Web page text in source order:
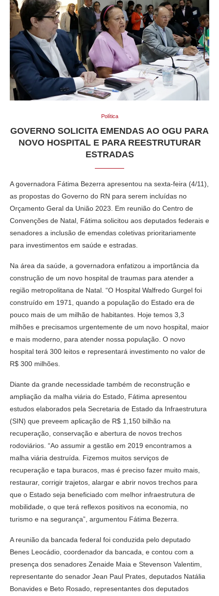
Política
GOVERNO SOLICITA EMENDAS AO OGU PARA
NOVO HOSPITAL E PARA REESTRUTURAR
ESTRADAS
A governadora Fátima Bezerra apresentou na sexta-feira (4/11),
as propostas do Governo do RN para serem incluídas no
Orçamento Geral da União 2023. Em reunião do Centro de
Convenções de Natal, Fátima solicitou aos deputados federais e
senadores a inclusão de emendas coletivas prioritariamente
para investimentos em saúde e estradas.
Na área da saúde, a governadora enfatizou a importância da
construção de um novo hospital de traumas para atender a
região metropolitana de Natal. “O Hospital Walfredo Gurgel foi
construído em 1971, quando a população do Estado era de
pouco mais de um milhão de habitantes. Hoje temos 3,3
milhões e precisamos urgentemente de um novo hospital, maior
e mais moderno, para atender nossa população. O novo
hospital terá 300 leitos e representará investimento no valor de
R$ 300 milhões.
Diante da grande necessidade também de reconstrução e
ampliação da malha viária do Estado, Fátima apresentou
estudos elaborados pela Secretaria de Estado da Infraestrutura
(SIN) que preveem aplicação de R$ 1,150 bilhão na
recuperação, conservação e abertura de novos trechos
rodoviários. “Ao assumir a gestão em 2019 encontramos a
malha viária destruída. Fizemos muitos serviços de
recuperação e tapa buracos, mas é preciso fazer muito mais,
restaurar, corrigir trajetos, alargar e abrir novos trechos para
que o Estado seja beneficiado com melhor infraestrutura de
mobilidade, o que terá reflexos positivos na economia, no
turismo e na segurança”, argumentou Fátima Bezerra.
A reunião da bancada federal foi conduzida pelo deputado
Benes Leocádio, coordenador da bancada, e contou com a
presença dos senadores Zenaide Maia e Stevenson Valentim,
representante do senador Jean Paul Prates, deputados Natália
Bonavides e Beto Rosado, representantes dos deputados